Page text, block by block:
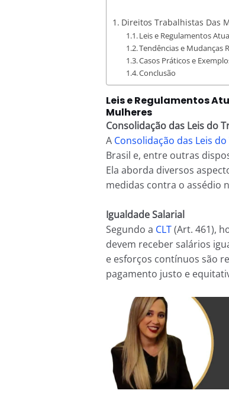
Direitos Trabalhistas Das
Leis e Regulamentos
Tendências e Mudanças
Casos Práticos e
Conclusão
Leis e Regulamentos
Mulheres
Consolidação das Leis do
A Consolidação das Leis
Brasil e, entre outras
Ela aborda diversos
medidas contra o assédio
Igualdade Salarial
Segundo a CLT(Art. 461),
devem receber salários
e esforços contínuos são
pagamento justo e